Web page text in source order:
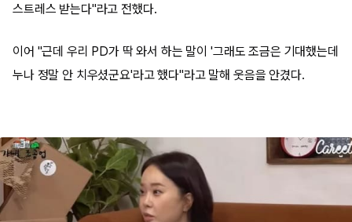
스트레스 받는다"라고 전했다.
이어 "근데 우리 PD가 딱 와서 하는 말이 '그래도 조금은 기대했는데
누나 정말 안 치우셨군요'라고 했다"라고 말해 웃음을 안겼다.